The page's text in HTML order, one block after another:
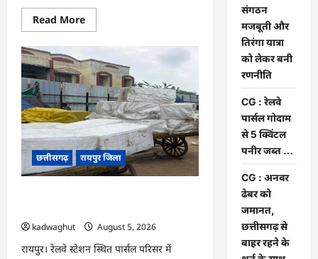
मंजूरी
Read MoreRead
more
अर्जुनी
मंडल
की
मासिक
बैठक
संपन्न,
संगठन
मजबूती
और
तिरंगा
यात्रा
को
लेकर
बनी
छत्तीसगढ़ रायपुर जिला
kadwaghut
August 5, 2026
रायपुर। रेलवे स्टेशन स्थित पार्सल परिसर में
संगठन
मजबूती और
तिरंगा यात्रा
को लेकर बनी
रणनीति
CG : रेलवे
पार्सल गोदाम
से 5 क्विंटल
पनीर जब्त …
CG : अनवर
ढेबर को
जमानत,
छत्तीसगढ़ से
बाहर रहने के